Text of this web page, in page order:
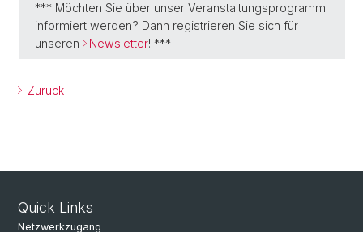
*** Möchten Sie über unser Veranstaltungsprogramm
informiert werden? Dann registrieren Sie sich für
unseren
Newsletter! ***
Zurück
Quick Links
Netzwerkzugang